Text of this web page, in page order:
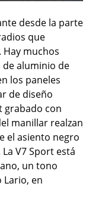
desde la parte
que
muchos
de aluminio de
los paneles
de diseño
grabado con
manillar realzan
el asiento negro
V7 Sport está
un tono
Lario, en